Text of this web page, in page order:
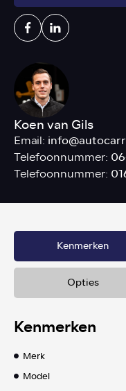
Koen van Gils
Email:
Telefoonnummer:
Telefoonnummer:
Kenmerken
Opties
Kenmerken
Merk
Model